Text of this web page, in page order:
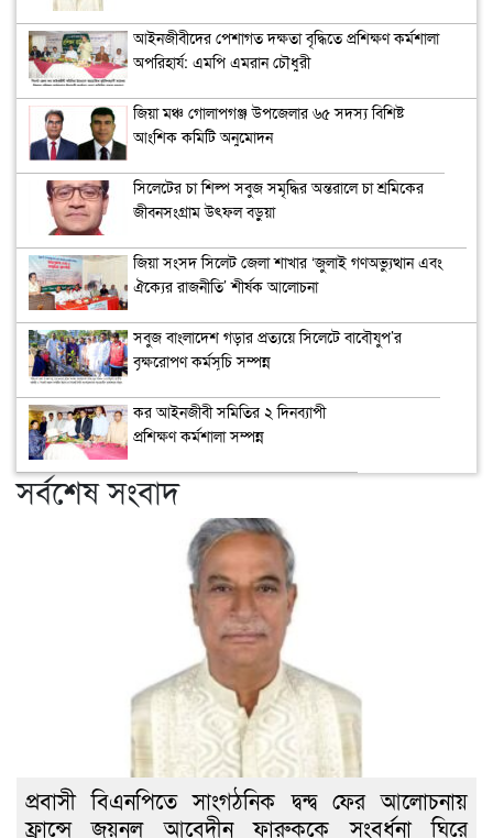
আইনজীবীদের পেশাগত দক্ষতা বৃদ্ধিতে প্রশিক্ষণ কর্মশালা
অপরিহার্য: এমপি এমরান চৌধুরী
জিয়া মঞ্চ গোলাপগঞ্জ উপজেলার ৬৫ সদস্য বিশিষ্ট
আংশিক কমিটি অনুমোদন
সিলেটের চা শিল্প সবুজ সমৃদ্ধির অন্তরালে চা শ্রমিকের
জীবনসংগ্রাম উৎফল বড়ুয়া
জিয়া সংসদ সিলেট জেলা শাখার ‘জুলাই গণঅভ্যুত্থান এবং
ঐক্যের রাজনীতি’ শীর্ষক আলোচনা
সবুজ বাংলাদেশ গড়ার প্রত্যয়ে সিলেটে বাবৌযুপ’র
বৃক্ষরোপণ কর্মসূচি সম্পন্ন
কর আইনজীবী সমিতির ২ দিনব্যাপী
প্রশিক্ষণ কর্মশালা সম্পন্ন
সর্বশেষ সংবাদ
প্রবাসী বিএনপিতে সাংগঠনিক দ্বন্দ্ব ফের আলোচনায়
ফ্রান্সে জয়নুল আবেদীন ফারুককে সংবর্ধনা ঘিরে